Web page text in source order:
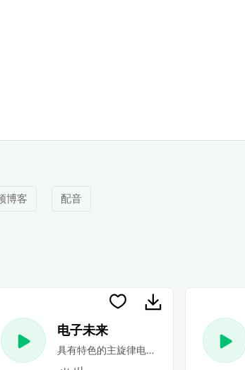
博客 配音
有低音和柔和的中速鼓声。
电子未来
具有特色的主旋律电子合成器，可融入中